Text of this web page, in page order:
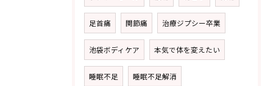
足首痛 関節痛 治療ジプシー卒業
池袋ボディケア 本気で体を変えたい
睡眠不足 睡眠不足解消